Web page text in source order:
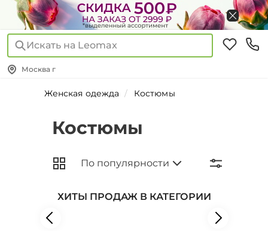
Искать на Leomax
Москва г
Женская одежда Костюмы
Костюмы
ХИТЫ ПРОДАЖ В КАТЕГОРИИ